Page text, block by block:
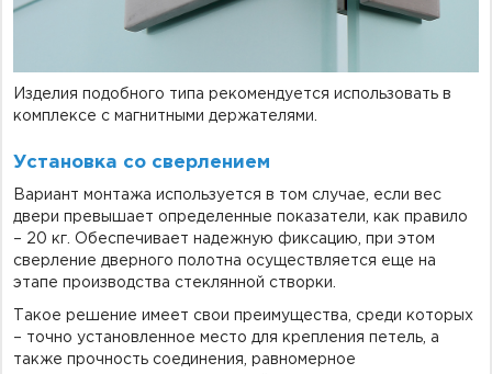
Изделия подобного типа рекомендуется использовать в
комплексе с магнитными держателями.
Установка со сверлением
Вариант монтажа используется в том случае, если вес
двери превышает определенные показатели, как правило
– 20 кг. Обеспечивает надежную фиксацию, при этом
сверление дверного полотна осуществляется еще на
этапе производства стеклянной створки.
Такое решение имеет свои преимущества, среди которых
– точно установленное место для крепления петель, а
также прочность соединения, равномерное